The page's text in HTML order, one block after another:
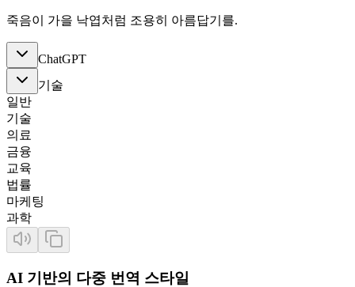
죽음이 가을 낙엽처럼 조용히 아름답기를.
ChatGPT
기술
일반
기술
의료
금융
교육
법률
마케팅
과학
AI 기반의 다중 번역 스타일